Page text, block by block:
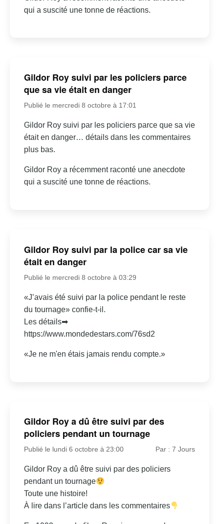
qui a suscité une tonne de réactions.
Gildor Roy suivi par les policiers parce
que sa vie était en danger
Publié le mercredi 8 octobre à 17:01
Gildor Roy suivi par les policiers parce que sa vie
était en danger… détails dans les commentaires
plus bas.
Gildor Roy a récemment raconté une anecdote
qui a suscité une tonne de réactions.
Gildor Roy suivi par la police car sa vie
était en danger
Publié le mercredi 8 octobre à 03:29
«J’avais été suivi par la police pendant le reste
du tournage» confie-t-il.
Les détails➡
https://www.mondedestars.com/76sd2
«Je ne m'en étais jamais rendu compte.»
Gildor Roy a dû être suivi par des
policiers pendant un tournage
Publié le lundi 6 octobre à 23:00 Par : 7 Jours
Gildor Roy a dû être suivi par des policiers
pendant un tournage
Toute une histoire!
À lire dans l’article dans les commentaires